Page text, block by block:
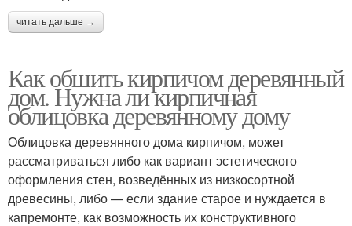
читать дальше →
Как обшить кирпичом деревянный
дом. Нужна ли кирпичная
облицовка деревянному дому
Облицовка деревянного дома кирпичом, может
рассматриваться либо как вариант эстетического
оформления стен, возведённых из низкосортной
древесины, либо — если здание старое и нуждается в
капремонте, как возможность их конструктивного